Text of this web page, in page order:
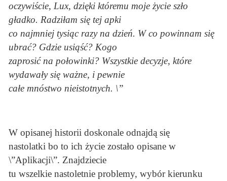
oczywiście, Lux, dzięki któremu moje życie szło
gładko. Radziłam się tej apki
co najmniej tysiąc razy na dzień. W co powinnam się
ubrać? Gdzie usiąść? Kogo
zaprosić na połowinki? Wszystkie decyzje, które
wydawały się ważne, i pewnie
całe mnóstwo nieistotnych. \”
W opisanej historii doskonale odnajdą się
nastolatki bo to ich życie zostało opisane w
\”Aplikacji\”. Znajdziecie
tu wszelkie nastoletnie problemy, wybór kierunku